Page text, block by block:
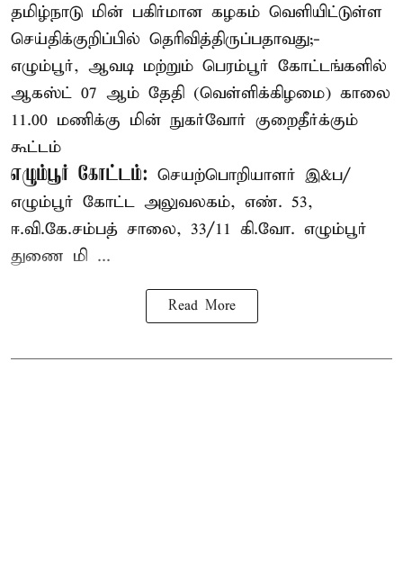
தமிழ்நாடு மின் பகிர்மான கழகம் வெளியிட்டுள்ள
செய்திக்குறிப்பில் தெரிவித்திருப்பதாவது;-
எழும்பூர், ஆவடி மற்றும் பெரம்பூர் கோட்டங்களில்
ஆகஸ்ட் 07 ஆம் தேதி (வெள்ளிக்கிழமை) காலை
11.00 மணிக்கு மின் நுகர்வோர் குறைதீர்க்கும்
கூட்டம்
எழும்பூர் கோட்டம்: செயற்பொறியாளர் இ&ப/
எழும்பூர் கோட்ட அலுவலகம், எண். 53,
ஈ.வி.கே.சம்பத் சாலை, 33/11 கி.வோ. எழும்பூர்
துணை மி ...
Read More